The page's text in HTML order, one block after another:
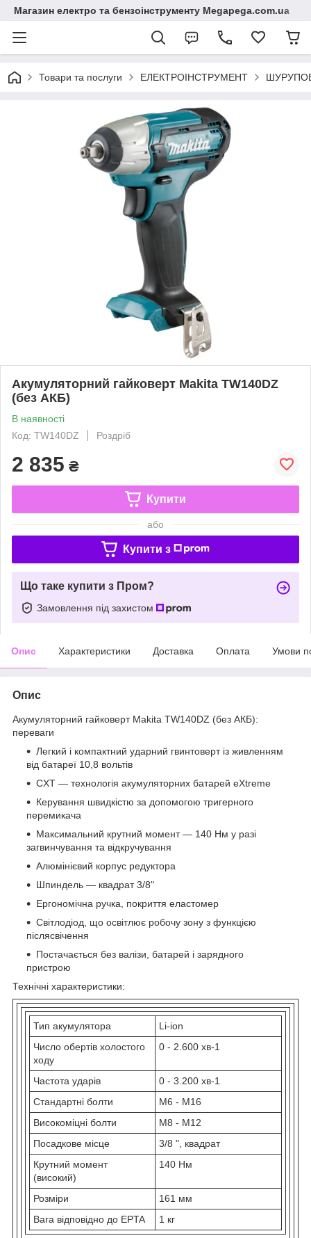
Магазин електро та бензоінструменту Megapega.com.ua
Товари та послуги ЕЛЕКТРОІНСТРУМЕНТ
Акумуляторний гайковерт Makita TW140DZ
(без АКБ)
В наявності
Код: TW140DZ
Роздріб
2 835 ₴
Купити
або
Купити з
Що таке купити з Пром?
Замовлення під захистом
Опис Характеристики Доставка Оплата Умови
Опис
Акумуляторний гайковерт Makita TW140DZ (без АКБ):
переваги
Легкий і компактний ударний гвинтоверт із живленням
від батареї 10,8 вольтів
CXT — технологія акумуляторних батарей eXtreme
Керування швидкістю за допомогою тригерного
перемикача
Максимальний крутний момент — 140 Нм у разі
загвинчування та відкручування
Алюмінієвий корпус редуктора
Шпиндель — квадрат 3/8"
Ергономічна ручка, покриття еластомер
Світлодіод, що освітлює робочу зону з функцією
післясвічення
Постачається без валізи, батарей і зарядного
пристрою
Технічні характеристики:
Тип акумулятора
Li-ion
Число обертів холостого
ходу
0 - 2.600 хв-1
Частота ударів 0 - 3.200 хв-1
Стандартні болти
M6 - M16
Високоміцні болти
M8 - M12
Посадкове місце
3/8 ", квадрат
Крутний момент
(високий)
140 Нм
Розміри
161 мм
Вага відповідно до EPTA
1 кг